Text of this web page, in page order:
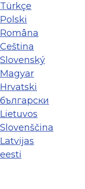
Türkçe
Polski
Româna
Ceština
Slovenský
Magyar
Hrvatski
български
Lietuvos
Slovenščina
Latvijas
eesti